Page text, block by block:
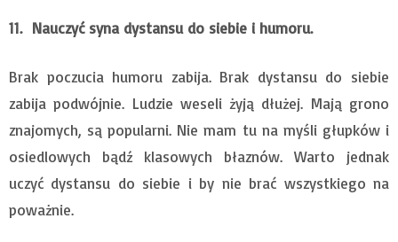
11. Nauczyć syna dystansu do siebie i humoru.
Brak poczucia humoru zabija. Brak dystansu do siebie
zabija podwójnie. Ludzie weseli żyją dłużej. Mają grono
znajomych, są popularni. Nie mam tu na myśli głupków i
osiedlowych bądź klasowych błaznów. Warto jednak
uczyć dystansu do siebie i by nie brać wszystkiego na
poważnie.